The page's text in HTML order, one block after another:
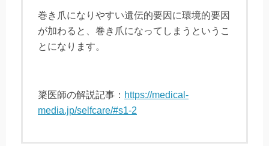
巻き爪になりやすい遺伝的要因に環境的要因
が加わると、巻き爪になってしまうというこ
とになります。
簗医師の解説記事： https://medical-
media.jp/selfcare/#s1-2